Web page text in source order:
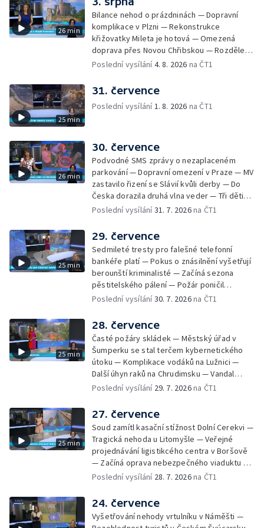
Nezdic — Modernizace úseku dálnice D8 —
Ocenění pro řidiče za záchranu ženy —
Skončily lhůty pro podání volebních listin —
Tři případy utonutí na jihu Čech — Na řece
Orlici nelze plout kvůli demolici mostu —
Čištění Karlova mostu — Porušování pravidel
borůvek na Šumavě — Revitalizovaný rybník
bez vody — Ruční výroba mozaiky pro
liberecký bazén
26 min
Bilance nehod o prázdninách — Dopravní
komplikace v Plzni — Rekonstrukce
křižovatky Mileta je hotová — Omezená
doprava přes Novou Chřibskou — Rozdělení
peněz ušetřených za rekultivace — Světový
Příbramsku hořel les — Na Novoborsku
dopadli žháře — Česko se potýký s
nedostatkem vody — Ochrana organismu
Nelegání hřbitov domácích mazlíčků — Státní
zastupitelství zrušilo trestní stíhání ženy z
Teplicka, kterou policie dříve obvinila z
týrání koček — Péče o seniory jako brigáda
— Po pádu stromů prověří alej odborníci —
Tradiční neckyáda v Želivi na Pelhřimovsku —
Festival Hrady CZ poprvé na Hluboké
Poslední vysílání4. 8. 2026 na ČT1
25 min
31. července
Poslední vysílání1. 8. 2026 na ČT1
26 min
30. července
Podvodné SMS zprávy o nezaplaceném
parkování — Dopravní omezení v Praze — MV
zastavilo řizení se Slávií kvůli derby — Do
Česka dorazila druhá vlna veder — Tři děti
zůstali v rozpáleném autě — Problém s
mraženými potravinami v horku — Slavnostní
vyřazení absolventů Univerzity obrany —
Zájem o obytné vozy roste — Praha má
novou servisní loď — Vidická samoobslužná
prodejna si na provoz vydělá — U jezera
Most začíná festival Let It Roll — Vyvrcholil
bouřkový neboli jelení úplněk — Kanoistka
Poslední vysílání31. 7. 2026na ČT1
25 min
29. července
Sedmileté tresty pro falešné telefonní
bankéře platí — Pokus o znásilnění vyšetřují
berounští kriminalisté — Začíná sezona
pěstitelského pálení — Požár poničil
historickou vilu Marta v Písku — Končí Letní
odpad — Nedostatek vody na Hracholuskách
— Příprava nového plavebního stupně v
Děčíně — Biokoridor pro užovku stromovou
— Záchrana liblického vysílače — První
koncert Diany Ross v Česku — Výroba
obrněných vozidel CV90 — Biokoridor pod
vedením vysokého napětí
Poslední vysílání30. 7. 2026na ČT1
25 min
28. července
Časté požáry skládek — Městský úřad v
Šumperku se stal terčem kybernetického
útoku — Komplikace vodáků na Lužnici —
Další úhyn raků na Chrudimsku — Vandal
poškodil okna na Ještědu — Lvice Elza má
defibrilátorů — 194 km/h po dálnici D6 —
Problém s likvidací kadmia — Vězni na
Frýdlantsku čistí koryto potoka — Antikolizní
systém tramvají Škoda 40T — Praha má šanci
na rekordní turistickou sezonu — Začíná
festival PernštejnLove v Pardubicích — Jelen
albín na Litoměřicku — Čeští vědci se
Poslední vysílání 29. 7. 2026na ČT1
25 min
27. července
Soud zamítl kasační stížnost Dolní Cerekvi —
Tragická nehoda u Litomyšle — Veřejné
projednávání ligistikcého centra v Boršově
— Začíná oprava nebezpečného viaduktu v
Klatovech — Pražská koalice o zásahu na
na Českolipsku — Úřednice na pachatele
napojená nebyla — Nižší zájem o Novou
zelenou úsporám — Problémy řidičů v
Poslední vysílání 28. 7. 2026na ČT1
24. července
Vyšetřování nehody vrtulníku v Náměšti —